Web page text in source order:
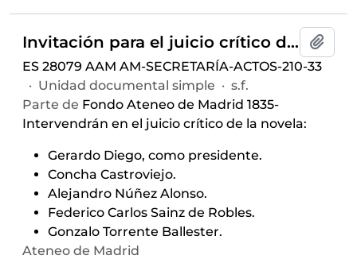
Invitación para el juicio crítico de la novela
ES 28079 AAM AM-SECRETARÍA-ACTOS-210-33
· Unidad documental simple · s.f.
Parte de Fondo Ateneo de Madrid 1835-
Intervendrán en el juicio crítico de la novela:
Gerardo Diego, como presidente.
Concha Castroviejo.
Alejandro Núñez Alonso.
Federico Carlos Sainz de Robles.
Gonzalo Torrente Ballester.
Ateneo de Madrid